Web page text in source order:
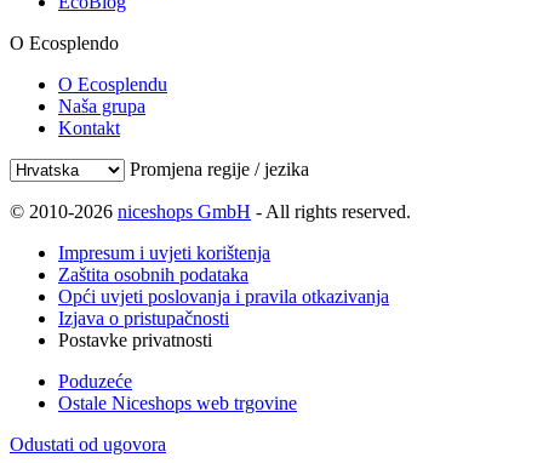
O Ecosplendo
O Ecosplendu
Naša grupa
Kontakt
Promjena regije / jezika
© 2010-2026 niceshops GmbH - All rights reserved.
Impresum i uvjeti korištenja
Zaštita osobnih podataka
Opći uvjeti poslovanja i pravila otkazivanja
Izjava o pristupačnosti
Postavke privatnosti
Poduzeće
Ostale Niceshops web trgovine
Odustati od ugovora